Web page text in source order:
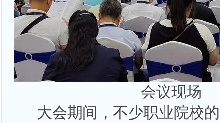
会议现场
大会期间，不少职业院校的